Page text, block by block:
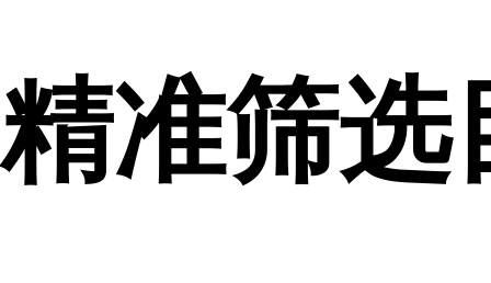
精准筛选